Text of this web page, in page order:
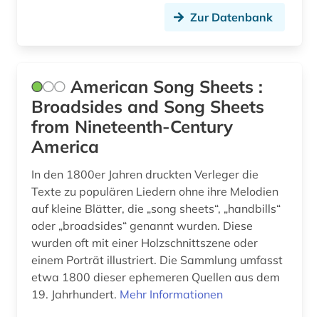
georg friedrich (1)
georg philipp (1)
gesangbuch (1)
gesangstechnik (1)
gesangunterricht (1)
geschichte (29)
geschichte 1000-1500 (1)
Zur Datenbank
American Song Sheets :
Broadsides and Song Sheets
from Nineteenth-Century
America
In den 1800er Jahren druckten Verleger die
Texte zu populären Liedern ohne ihre Melodien
auf kleine Blätter, die „song sheets“, „handbills“
oder „broadsides“ genannt wurden. Diese
wurden oft mit einer Holzschnittszene oder
einem Porträt illustriert. Die Sammlung umfasst
etwa 1800 dieser ephemeren Quellen aus dem
19. Jahrhundert. Mehr Informationen